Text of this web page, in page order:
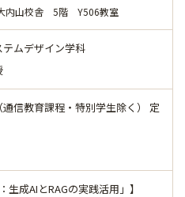
内山校舎 5階 Y506教室
ムデザイン学科
信教育課程・特別学生除く） 定
生成AIとRAGの実践活用」】